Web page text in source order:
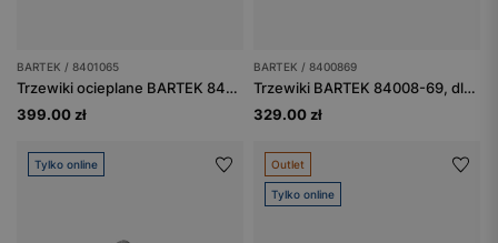
BARTEK / 8401065
Trzewiki ocieplane BARTEK 84010-65, czarno-różowe
399.00 zł
BARTEK / 8400869
Trzewiki BARTEK 84008-69, dla dziewcząt, multicolor
329.00 zł
Tylko online Outlet
Tylko online